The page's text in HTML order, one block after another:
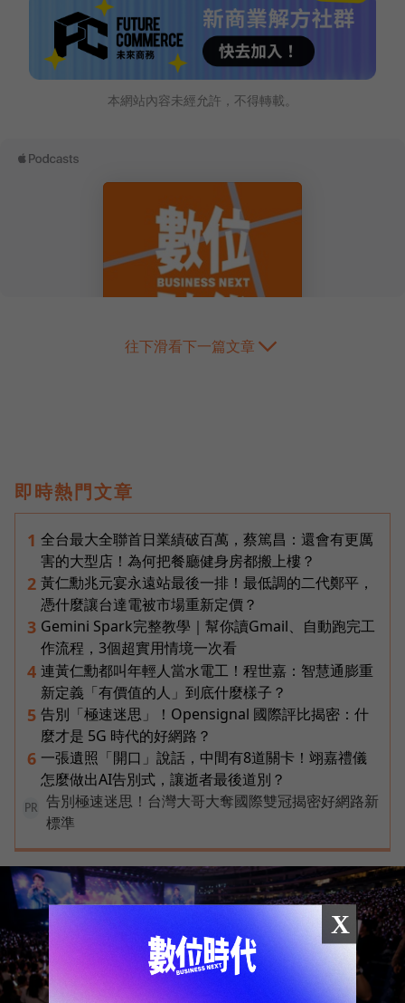
本網站內容未經允許，不得轉載。
往下滑看下一篇文章
即時熱門文章
1 全台最大全聯首日業績破百萬，蔡篤昌：還會有更厲
害的大型店！為何把餐廳健身房都搬上樓？
2 黃仁勳兆元宴永遠站最後一排！最低調的二代鄭平，
憑什麼讓台達電被市場重新定價？
3 Gemini Spark完整教學｜幫你讀Gmail、自動跑完工
作流程，3個超實用情境一次看
4 連黃仁勳都叫年輕人當水電工！程世嘉：智慧通膨重
新定義「有價值的人」到底什麼樣子？
5 告別「極速迷思」！Opensignal 國際評比揭密：什
麼才是 5G 時代的好網路？
6 一張遺照「開口」說話，中間有8道關卡！翊嘉禮儀
怎麼做出AI告別式，讓逝者最後道別？
PR
告別極速迷思！台灣大哥大奪國際雙冠揭密好網路新
標準
X